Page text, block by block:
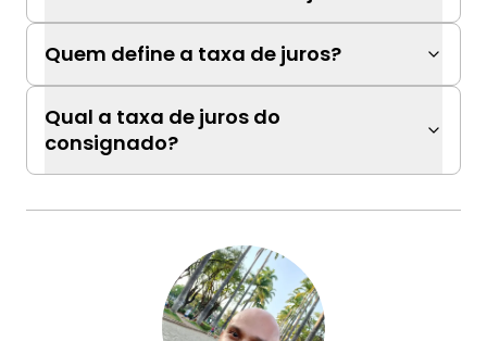
Quem define a taxa de juros?
Qual a taxa de juros do
consignado?